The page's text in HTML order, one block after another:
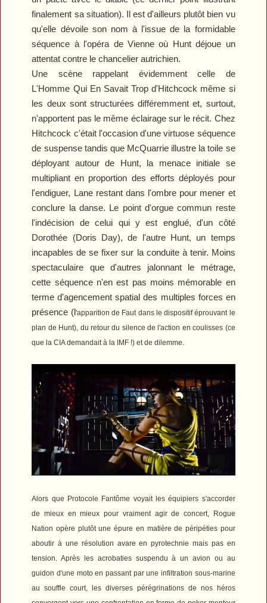
finalement sa situation). Il est d'ailleurs plutôt bien vu
qu'elle dévoile son nom à l'issue de la formidable
séquence à l'opéra de Vienne où Hunt déjoue un
attentat contre le chancelier autrichien.
Une scène rappelant évidemment celle de
L'Homme Qui En Savait Trop d'Hitchcock même si
les deux sont structurées différemment et, surtout,
n'apportent pas le même éclairage sur le récit. Chez
Hitchcock c'était l'occasion d'une virtuose séquence
de suspense tandis que McQuarrie illustre la toile se
déployant autour de Hunt, la menace initiale se
multipliant en proportion des efforts déployés pour
l'endiguer, Lane restant dans l'ombre pour mener et
conclure la danse. Le point d'orgue commun reste
l'indécision de celui qui y est englué, d'un côté
Dorothée (Doris Day), de l'autre Hunt, un temps
incapables de se fixer sur la conduite à tenir. Moins
spectaculaire que d'autres jalonnant le métrage,
cette séquence n'en est pas moins mémorable en
terme d'agencement spatial des multiples forces en
présence (l'apparition de Faut dans le dispositif éprouvant le
plan de Hunt), du retour du silence de l'action en coulisses (ce
que la CIA demandait à la IMF !) et de dilemme.
Alors que Protocole Fantôme voyait les équipiers s'accorder
de mieux en mieux pour vraiment agir de concert, Rogue
Nation opère plutôt une épure en matière de péripéties pour
aboutir à une résolution avare en pyrotechnie mais pas en
tension. Après les acrobaties suspendu à un avion ou au
guidon d'une moto en passant par une infiltration sous-marine
au souffle court, les diverses pérégrinations de nos héros